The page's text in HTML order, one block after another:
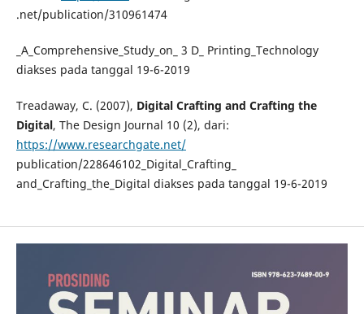
.net/publication/310961474
_A_Comprehensive_Study_on_ 3 D_ Printing_Technology
diakses pada tanggal 19-6-2019
Treadaway, C. (2007), Digital Crafting and Crafting the
Digital, The Design Journal 10 (2), dari:
https://www.researchgate.net/
publication/228646102_Digital_Crafting_
and_Crafting_the_Digital diakses pada tanggal 19-6-2019